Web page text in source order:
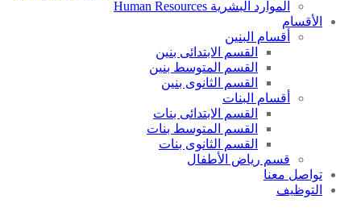
الموارد البشرية Human Resources
الأقسام
أقسام البنين
القسم الابتدائى بنين
القسم المتوسط بنين
القسم الثانوى بنين
أقسام البنات
القسم الابتدائى بنات
القسم المتوسط بنات
القسم الثانوى بنات
قسم رياض الأطفال
تواصل معنا
التوظيف